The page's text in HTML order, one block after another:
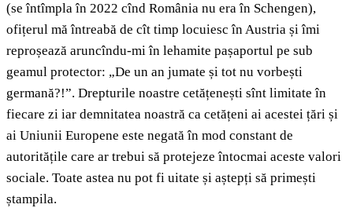
(se întîmpla în 2022 cînd România nu era în Schengen),
ofițerul mă întreabă de cît timp locuiesc în Austria și îmi
reproșează aruncîndu-mi în lehamite pașaportul pe sub
geamul protector: „De un an jumate și tot nu vorbești
germană?!”. Drepturile noastre cetățenești sînt limitate în
fiecare zi iar demnitatea noastră ca cetățeni ai acestei țări și
ai Uniunii Europene este negată în mod constant de
autoritățile care ar trebui să protejeze întocmai aceste valori
sociale. Toate astea nu pot fi uitate și aștepți să primești
ștampila.